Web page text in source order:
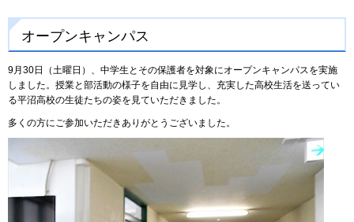
オープンキャンパス
9月30日（土曜日）、中学生とその保護者を対象にオープンキャンパスを実施
しました。授業と部活動の様子を自由に見学し、充実した高校生活を送ってい
る平沼高校の生徒たちの姿を見ていただきました。
多くの方にご参加いただきありがとうございました。